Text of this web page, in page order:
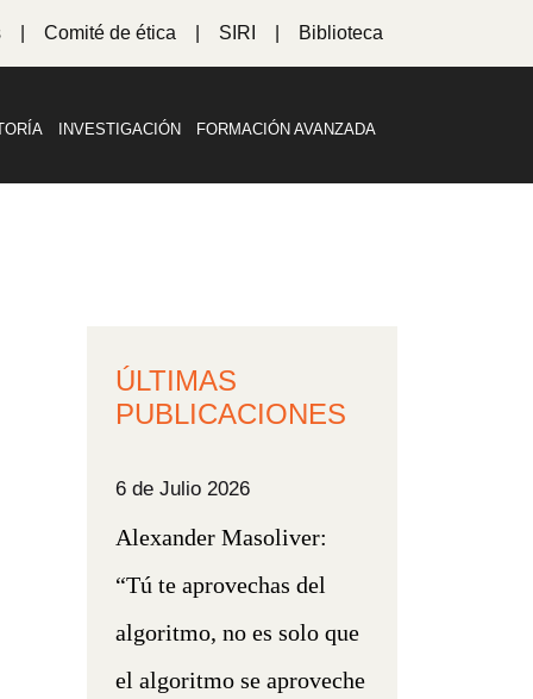
Comité de ética SIRI Biblioteca
INVESTIGACIÓN FORMACIÓN AVANZADA
ÚLTIMAS
PUBLICACIONES
6 de Julio 2026
Alexander Masoliver:
“Tú te aprovechas del
algoritmo, no es solo que
el algoritmo se aproveche